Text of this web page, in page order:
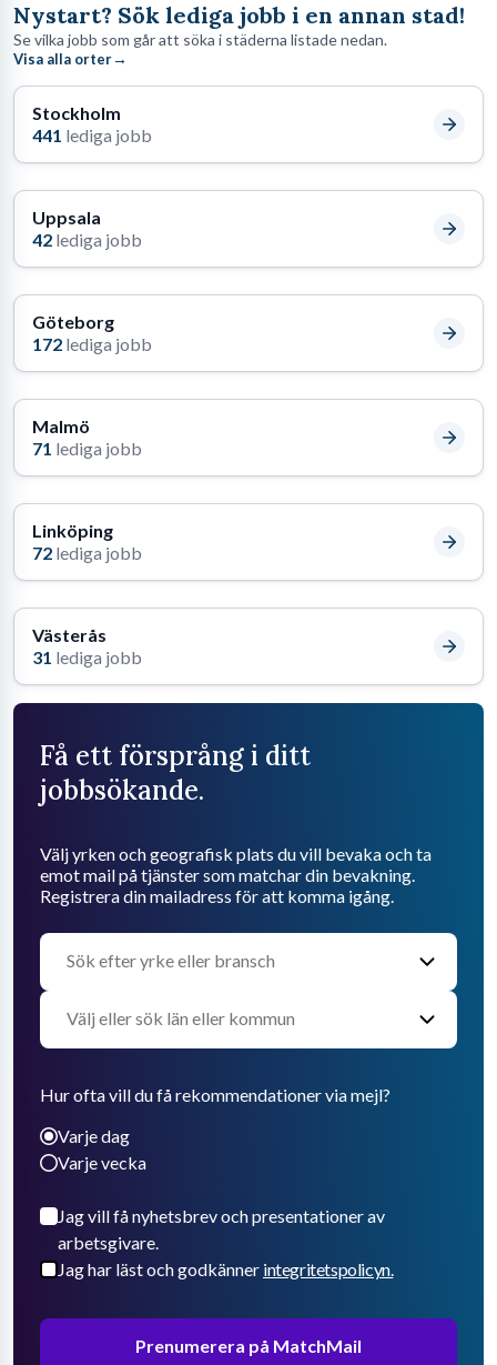
Nystart? Sök lediga jobb i en annan stad!
Se vilka jobb som går att söka i städerna listade nedan.
Visa alla orter→
Stockholm
441 lediga jobb
Uppsala
42 lediga jobb
Göteborg
172 lediga jobb
Malmö
71 lediga jobb
Linköping
72 lediga jobb
Västerås
31 lediga jobb
Få ett försprång i ditt
jobbsökande.
Välj yrken och geografisk plats du vill bevaka och ta
emot mail på tjänster som matchar din bevakning.
Registrera din mailadress för att komma igång.
Hur ofta vill du få rekommendationer via mejl?
Varje dag
Varje vecka
Jag vill få nyhetsbrev och presentationer av
arbetsgivare.
Jag har läst och godkänner integritetspolicyn.
Prenumerera på MatchMail